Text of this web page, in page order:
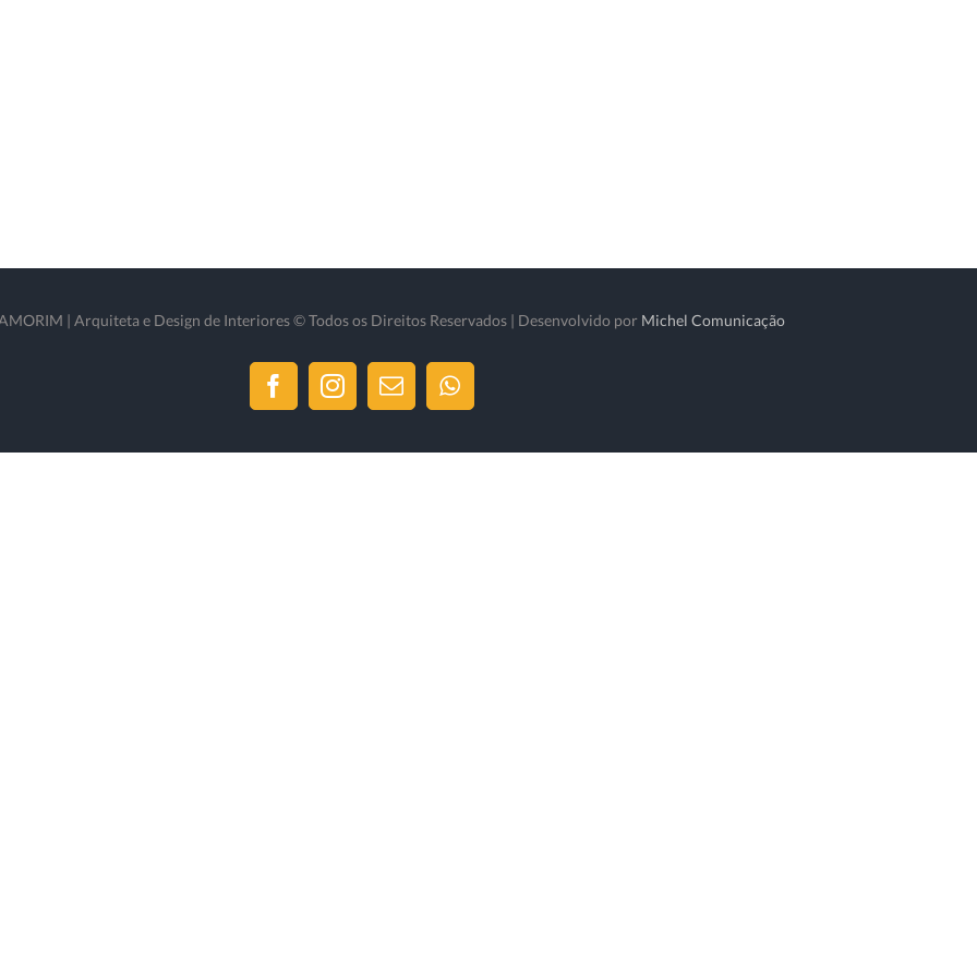
| Arquiteta e Design de Interiores © Todos os Direitos Reservados | Desenvolvido por Michel Comunicação
FacebookInstagramEmailWhatsApp